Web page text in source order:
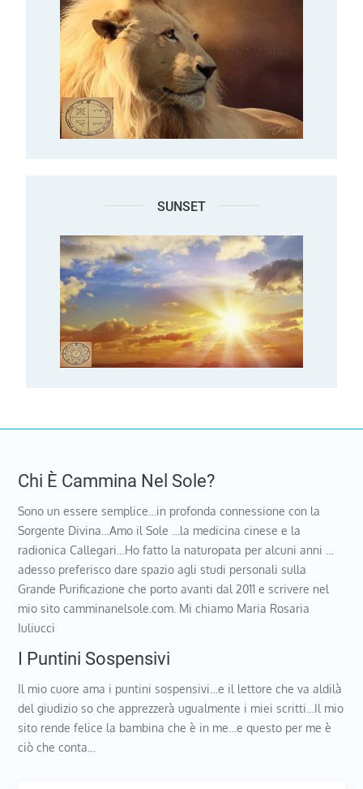
SUNSET
Chi È Cammina Nel Sole?
Sono un essere semplice…in profonda connessione con la
Sorgente Divina…Amo il Sole …la medicina cinese e la
radionica Callegari…Ho fatto la naturopata per alcuni anni …
adesso preferisco dare spazio agli studi personali sulla
Grande Purificazione che porto avanti dal 2011 e scrivere nel
mio sito camminanelsole.com. Mi chiamo Maria Rosaria
Iuliucci
I Puntini Sospensivi
Il mio cuore ama i puntini sospensivi…e il lettore che va aldilà
del giudizio so che apprezzerà ugualmente i miei scritti…Il mio
sito rende felice la bambina che è in me…e questo per me è
ciò che conta…